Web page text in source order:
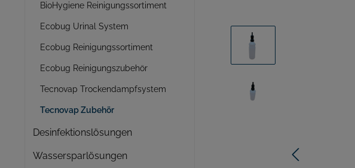
Küche & Geschirr
Haut-/Handpflege
Allgemein
Spezial
Tecnovap Trockendampfsystem Tecnovap Zubehör
BioHygiene Reinigungssortiment
Ecobug Urinal System
Ecobug Reinigungssortiment
Ecobug Reinigungszubehör
Tecnovap Trockendampfsystem
Tecnovap Zubehör
Desinfektionslösungen
Wassersparlösungen